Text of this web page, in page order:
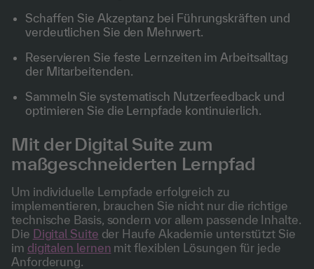
Schaffen Sie Akzeptanz bei Führungskräften und
verdeutlichen Sie den Mehrwert.
Reservieren Sie feste Lernzeiten im Arbeitsalltag
der Mitarbeitenden.
Sammeln Sie systematisch Nutzerfeedback und
optimieren Sie die Lernpfade kontinuierlich.
Mit der Digital Suite zum
maßgeschneiderten Lernpfad
Um individuelle Lernpfade erfolgreich zu
implementieren, brauchen Sie nicht nur die richtige
technische Basis, sondern vor allem passende Inhalte.
Die Digital Suite der Haufe Akademie unterstützt Sie
im digitalen lernen mit flexiblen Lösungen für jede
Anforderung.